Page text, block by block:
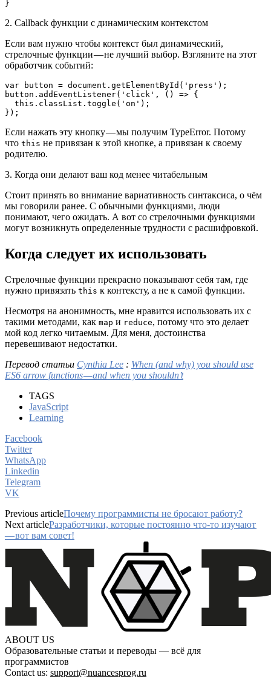
}
2. Callback функции с динамическим контекстом
Если вам нужно чтобы контекст был динамический,
стрелочные функции — не лучший выбор. Взгляните на этот
обработчик событий:
var button = document.getElementById('press');
button.addEventListener('click', () => {
  this.classList.toggle('on');
});
Если нажать эту кнопку — мы получим TypeError. Потому
что this не привязан к этой кнопке, а привязан к своему
родителю.
3. Когда они делают ваш код менее читабельным
Стоит принять во внимание вариативность синтаксиса, о чём
мы говорили ранее. С обычными функциями, люди
понимают, чего ожидать. А вот со стрелочными функциями
могут возникнуть определенные трудности с расшифровкой.
Когда следует их использовать
Стрелочные функции прекрасно показывают себя там, где
нужно привязать this к контексту, а не к самой функции.
Несмотря на анонимность, мне нравится использовать их с
такими методами, как map и reduce, потому что это делает
мой код легко читаемым. Для меня, достоинства
перевешивают недостатки.
Перевод статьи Cynthia Lee : When (and why) you should use
ES6 arrow functions — and when you shouldn’t
TAGS
JavaScript
Learning
Facebook
Twitter
WhatsApp
Linkedin
Telegram
VK
Previous articleПочему программисты не бросают работу?
Next articleРазработчики, которые постоянно что-то изучают
— вот вам совет!
ABOUT US
Образовательные статьи и переводы — всё для
программистов
Contact us: support@nuancesprog.ru